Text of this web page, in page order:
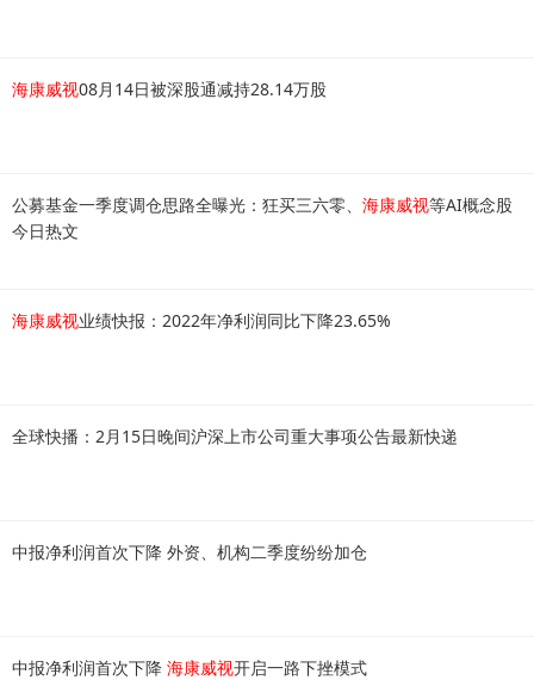
海康威视08月14日被深股通减持28.14万股
公募基金一季度调仓思路全曝光：狂买三六零、 海康威视等AI概念股
今日热文
海康威视业绩快报：2022年净利润同比下降23.65%
全球快播：2月15日晚间沪深上市公司重大事项公告最新快递
中报净利润首次下降 外资、机构二季度纷纷加仓
中报净利润首次下降 海康威视开启一路下挫模式